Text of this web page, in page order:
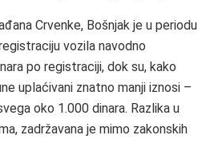
Crvenke, Bošnjak je u periodu
vozila navodno
po registraciji, dok su, kako
uplaćivani znatno manji iznosi –
oko 1.000 dinara. Razlika u
zadržavana je mimo zakonskih